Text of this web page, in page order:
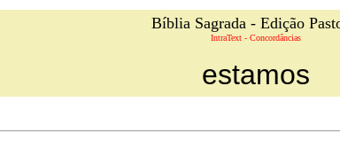
Bíblia Sagrada - Edição
IntraText - Concordâncias
estamos